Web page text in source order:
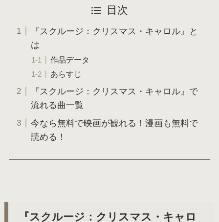
目次
『スクルージ：クリスマス・キャロル』と
は
作品データ
あらすじ
『スクルージ：クリスマス・キャロル』で
流れる曲一覧
今なら無料で映画が観れる！漫画も無料で
読める！
『スクルージ：クリスマス・キャロ